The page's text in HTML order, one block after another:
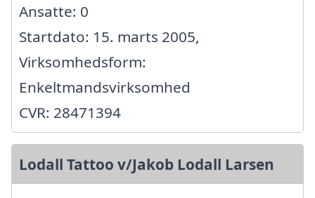
Ansatte: 0
Startdato: 15. marts 2005,
Virksomhedsform:
Enkeltmandsvirksomhed
CVR: 28471394
Lodall Tattoo v/Jakob Lodall Larsen